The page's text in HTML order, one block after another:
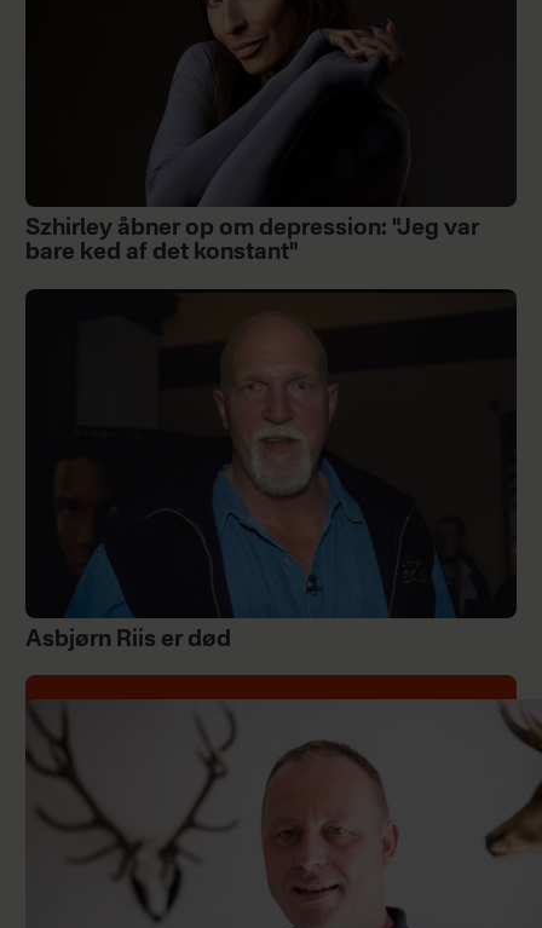
Szhirley åbner op om depression: "Jeg var
bare ked af det konstant"
Asbjørn Riis er død